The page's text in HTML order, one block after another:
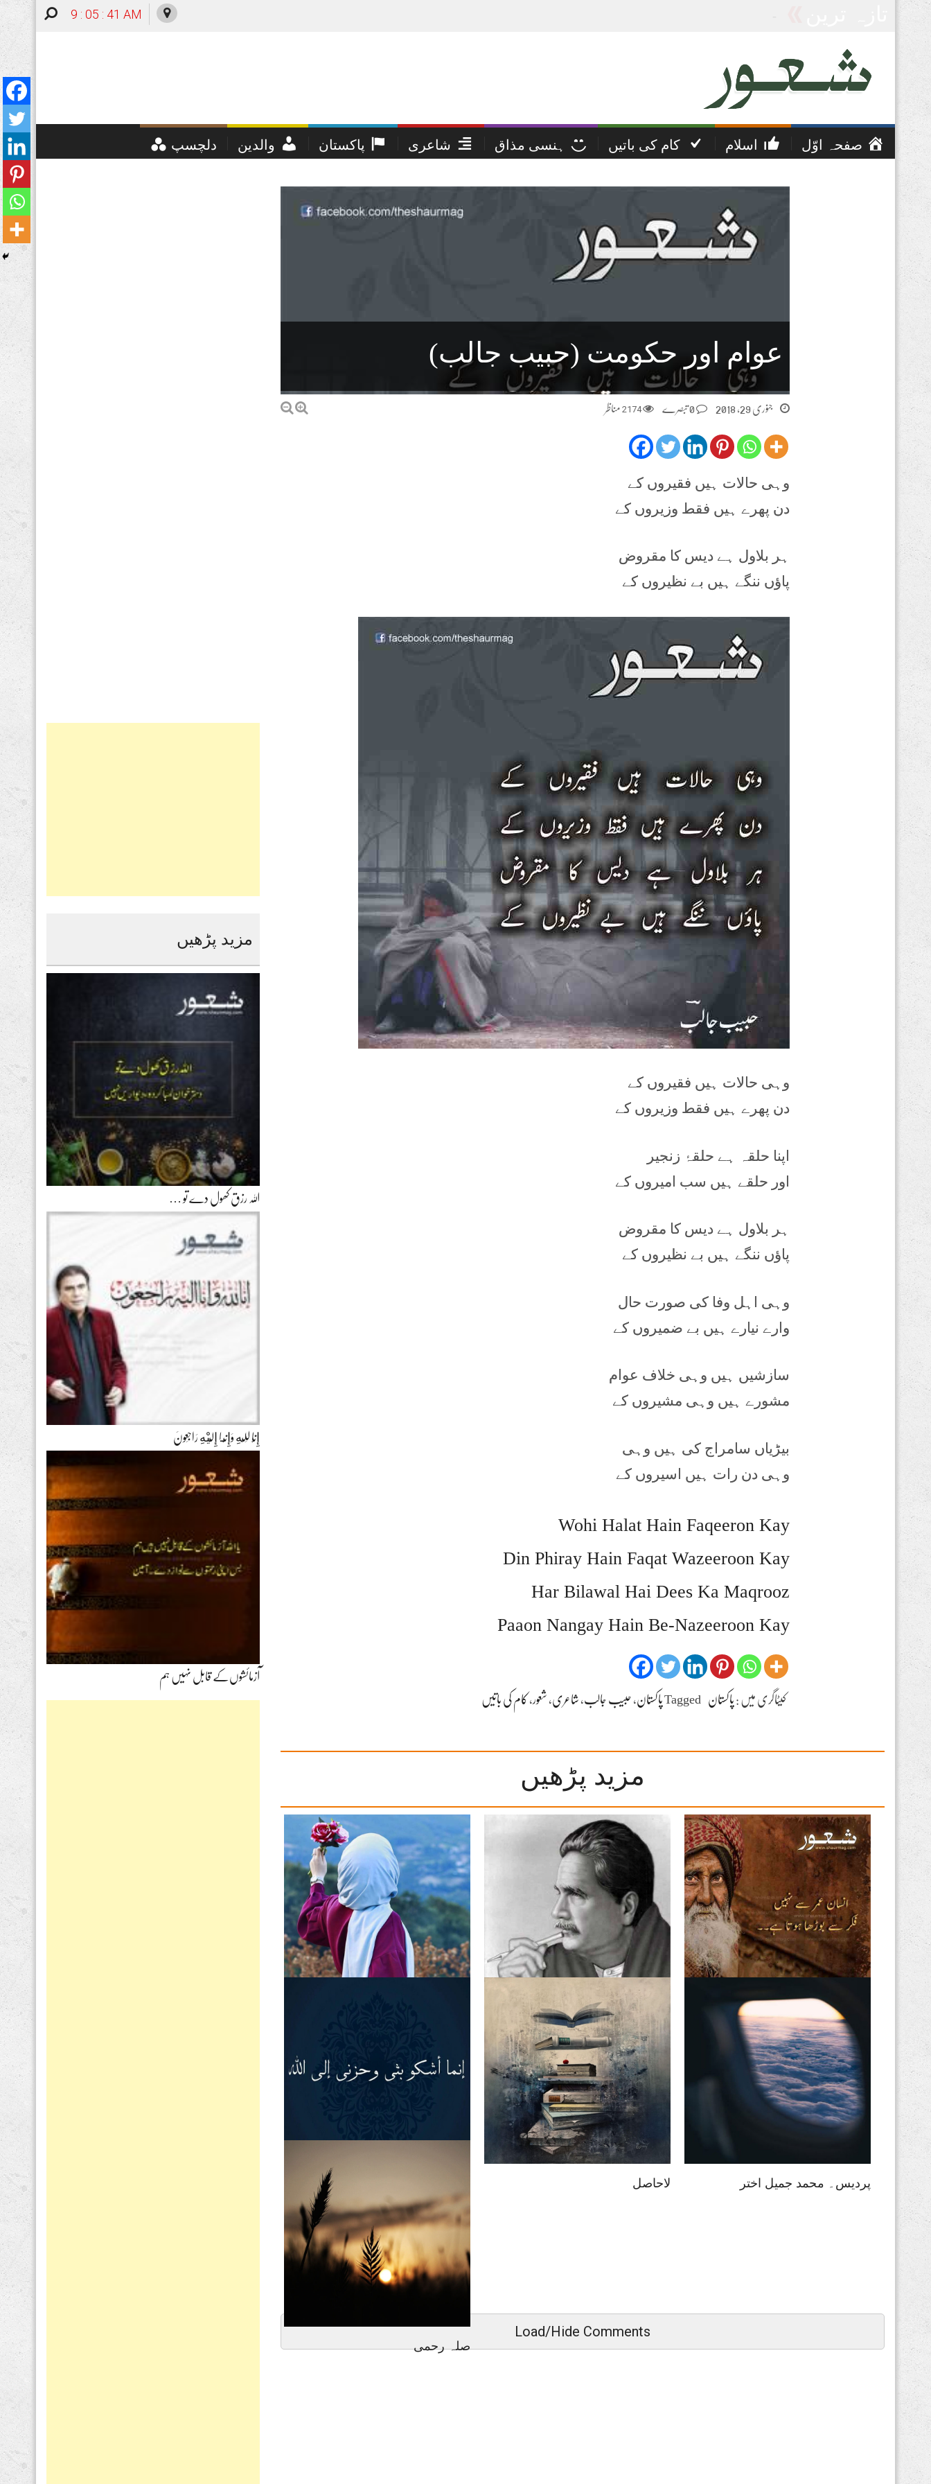
9 : 05 : 42 AM
صفحہ اوّل اسلام کام کی باتیں ہنسی مذاق شاعری پاکستان والدین دلچسپ
عوام اور حکومت (حبیب جالب)
جنوری 29, 2018 0 تبصرے 2174 مناظر
وہی حالات ہیں فقیروں کے
دن پھرے ہیں فقط وزیروں کے
ہر بلاول ہے دیس کا مقروض
پاؤں ننگے ہیں بے نظیروں کے
وہی حالات ہیں فقیروں کے
دن پھرے ہیں فقط وزیروں کے
اپنا حلقہ ہے حلقۂ زنجیر
اور حلقے ہیں سب امیروں کے
ہر بلاول ہے دیس کا مقروض
پاؤں ننگے ہیں بے نظیروں کے
وہی اہل وفا کی صورت حال
وارے نیارے ہیں بے ضمیروں کے
سازشیں ہیں وہی خلاف عوام
مشورے ہیں وہی مشیروں کے
بیڑیاں سامراج کی ہیں وہی
وہی دن رات ہیں اسیروں کے
Wohi Halat Hain Faqeeron Kay
Din Phiray Hain Faqat Wazeeroon Kay
Har Bilawal Hai Dees Ka Maqrooz
Paaon Nangay Hain Be-Nazeeroon Kay
کیٹاگری میں : پاکستان Taggedپاکستان، حبیب جالب، شاعری، شعور ، کام کی باتیں
مزید پڑھیں
اقبال تیری عظمت کی داستاں
فکریں انسان کو بوڑھا کرتی
ہیں
لاحاصل پردیس۔ محمد جمیل اختر
صلہ رحمی
Load/Hide Comments
مزید پڑھیں
اللہ رزق کھول دے تو …
إِنَّا لِلّهِ وَإِنَّـا إِلَيْهِ رَاجِعونَ
آزمائشوں‌کے قابل نہیں ہم